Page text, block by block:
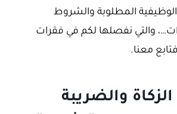
المطلوبة والشروط
والتي نفصلها لكم في فقرات
معنا.
والضريبة